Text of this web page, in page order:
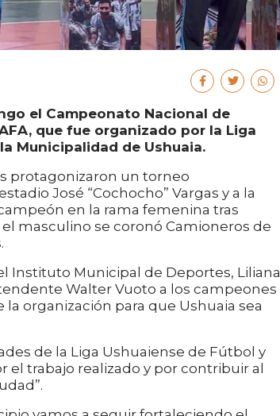
el Campeonato Nacional de
que fue organizado por la Liga
Municipalidad de Ushuaia.
protagonizaron un torneo
José “Cochocho” Vargas y a la
en la rama femenina tras
masculino se coronó Camioneros de
Instituto Municipal de Deportes, Liliana
Walter Vuoto a los campeones
la organización para que Ushuaia sea
de la Liga Ushuaiense de Fútbol y
trabajo realizado y por contribuir al